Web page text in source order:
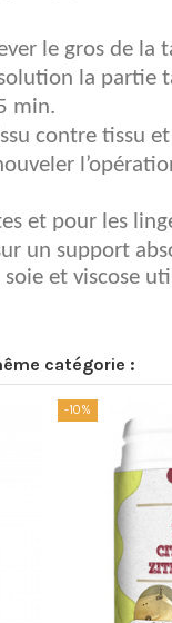
le gros de la
la partie
min.
contre tissu
et pour les
un support
et viscose
catégorie :
-10%